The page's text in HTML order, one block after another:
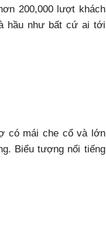
200,000 lượt khách
hầu như bất cứ ai tới
có mái che cổ và lớn
Biểu tượng nổi tiếng